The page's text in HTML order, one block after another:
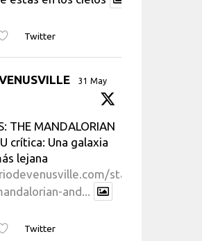
Twitter
31 May
THE MANDALORIAN
crítica: Una galaxia
lejana
star-
and...
Twitter